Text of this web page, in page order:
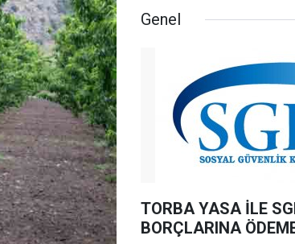
Genel
TORBA YASA İLE
BORÇLARINA